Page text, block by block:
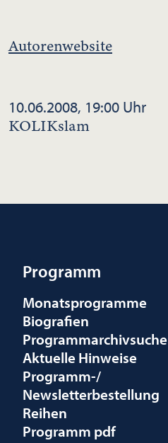
Autorenwebsite
10.06.2008, 19:00 Uhr
KOLIKslam
Programm
Monatsprogramme
Biografien
Programmarchivsuche
Aktuelle Hinweise
Programm-/
Newsletterbestellung
Reihen
Programm pdf